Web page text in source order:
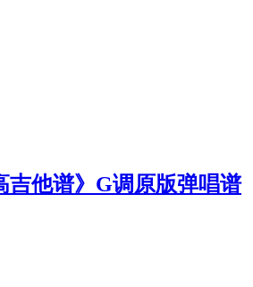
吉他谱》G调原版弹唱谱